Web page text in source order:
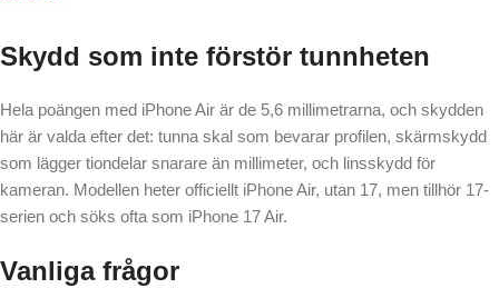
Skydd som inte förstör tunnheten
Hela poängen med iPhone Air är de 5,6 millimetrarna, och skydden
här är valda efter det: tunna skal som bevarar profilen, skärmskydd
som lägger tiondelar snarare än millimeter, och linsskydd för
kameran. Modellen heter officiellt iPhone Air, utan 17, men tillhör 17-
serien och söks ofta som iPhone 17 Air.
Vanliga frågor